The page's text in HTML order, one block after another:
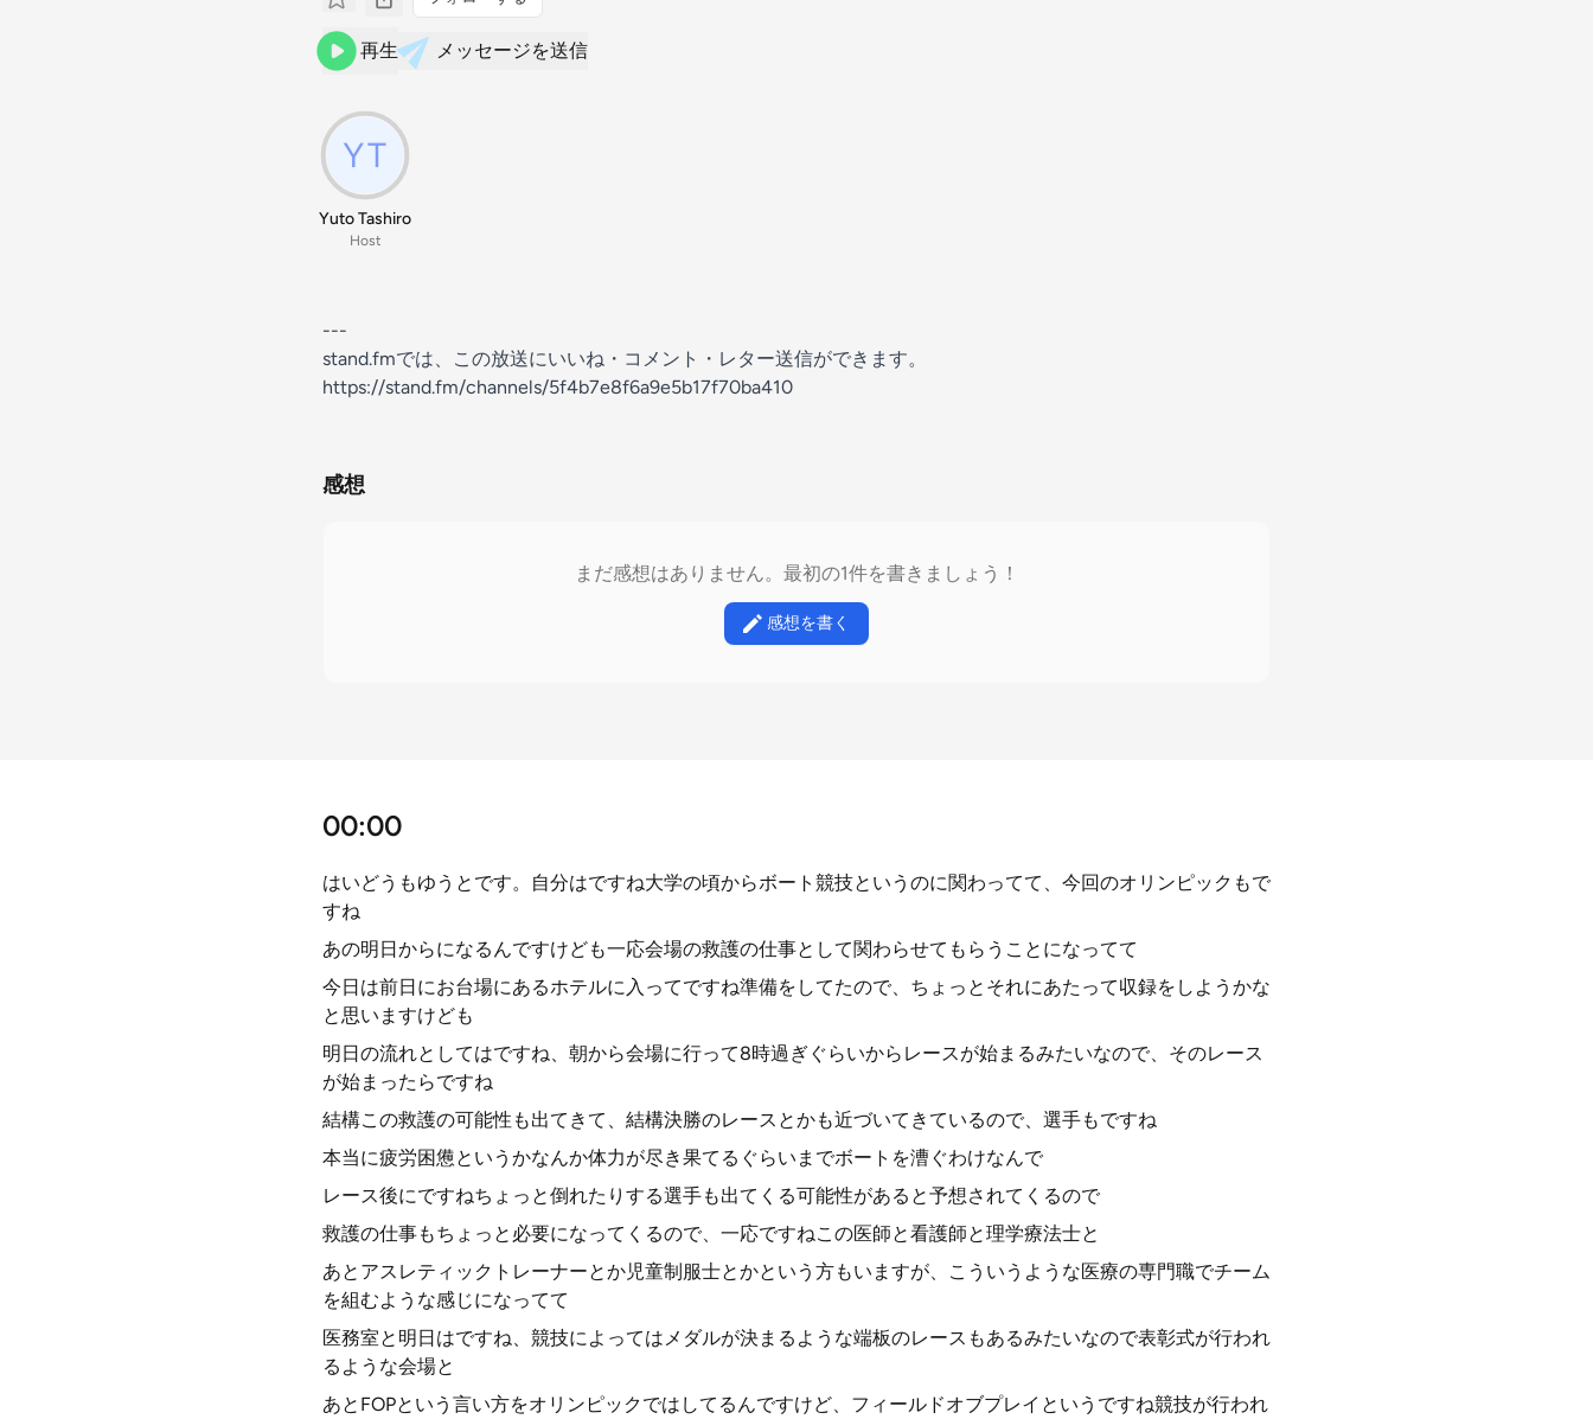
再生 メッセージを送信
Yuto Tashiro
Host
---
stand.fmでは、この放送にいいね・コメント・レター送信ができます。
https://stand.fm/channels/5f4b7e8f6a9e5b17f70ba410
感想
まだ感想はありません。最初の1件を書きましょう！
感想を書く
00:00
はいどうもゆうとです。自分はですね大学の頃からボート競技というのに関わってて、今回のオリンピックもで
すね
あの明日からになるんですけども一応会場の救護の仕事として関わらせてもらうことになってて
今日は前日にお台場にあるホテルに入ってですね準備をしてたので、ちょっとそれにあたって収録をしようかな
と思いますけども
明日の流れとしてはですね、朝から会場に行って8時過ぎぐらいからレースが始まるみたいなので、そのレース
が始まったらですね
結構この救護の可能性も出てきて、結構決勝のレースとかも近づいてきているので、選手もですね
本当に疲労困憊というかなんか体力が尽き果てるぐらいまでボートを漕ぐわけなんで
レース後にですねちょっと倒れたりする選手も出てくる可能性があると予想されてくるので
救護の仕事もちょっと必要になってくるので、一応ですねこの医師と看護師と理学療法士と
あとアスレティックトレーナーとか児童制服士とかという方もいますが、こういうような医療の専門職でチーム
を組むような感じになってて
医務室と明日はですね、競技によってはメダルが決まるような端板のレースもあるみたいなので表彰式が行われ
るような会場と
あとFOPという言い方をオリンピックではしてるんですけど、フィールドオブプレイというですね競技が行われ